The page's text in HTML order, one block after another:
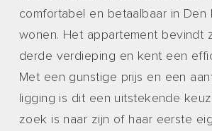
comfortabel en betaalbaar in Den
wonen. Het appartement bevindt
derde verdieping en kent een
Met een gunstige prijs en een
ligging is dit een uitstekende
zoek is naar zijn of haar eerste